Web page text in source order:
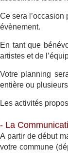
Ce sera l’occasion
évènement.
En tant que
artistes et de
Votre planning
entière ou
Les activités
- La
A partir de début
votre commune